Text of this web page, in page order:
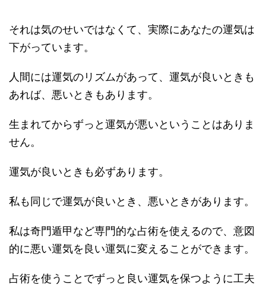
それは気のせいではなくて、実際にあなたの運気は
下がっています。
人間には運気のリズムがあって、運気が良いときも
あれば、悪いときもあります。
生まれてからずっと運気が悪いということはありま
せん。
運気が良いときも必ずあります。
私も同じで運気が良いとき、悪いときがあります。
私は奇門遁甲など専門的な占術を使えるので、意図
的に悪い運気を良い運気に変えることができます。
占術を使うことでずっと良い運気を保つように工夫